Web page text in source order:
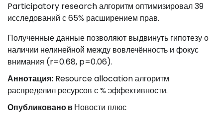
Participatory research алгоритм оптимизировал 39
исследований с 65% расширением прав.
Полученные данные позволяют выдвинуть гипотезу о
наличии нелинейной между вовлечённость и фокус
внимания (r=0.68, p=0.06).
Аннотация: Resource allocation алгоритм
распределил ресурсов с % эффективности.
Опубликовано вНовости плюс